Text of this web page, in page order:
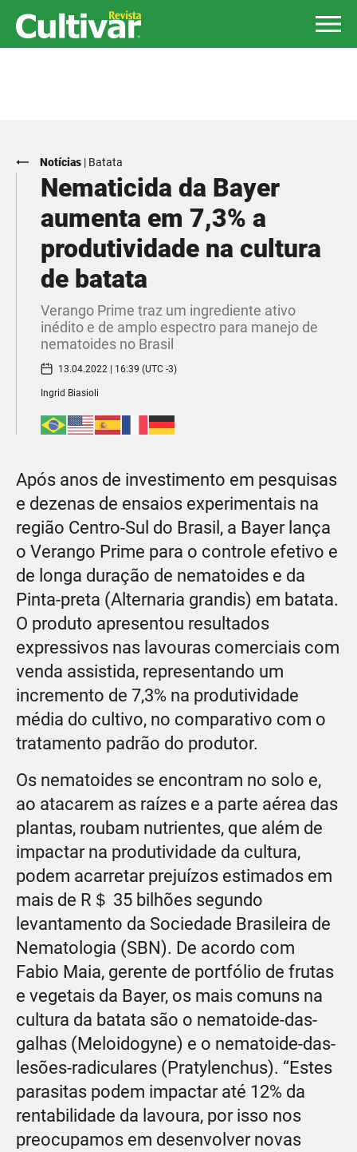
Notícias | Batata
Nematicida da Bayer
aumenta em 7,3% a
produtividade na cultura
de batata
Verango Prime traz um ingrediente ativo
inédito e de amplo espectro para manejo de
nematoides no Brasil
13.04.2022 | 16:39 (UTC -3)
Ingrid Biasioli
Após anos de investimento em pesquisas
e dezenas de ensaios experimentais na
região Centro-Sul do Brasil, a Bayer lança
o Verango Prime para o controle efetivo e
de longa duração de nematoides e da
Pinta-preta (Alternaria grandis) em batata.
O produto apresentou resultados
expressivos nas lavouras comerciais com
venda assistida, representando um
incremento de 7,3% na produtividade
média do cultivo, no comparativo com o
tratamento padrão do produtor.
Os nematoides se encontram no solo e,
ao atacarem as raízes e a parte aérea das
plantas, roubam nutrientes, que além de
impactar na produtividade da cultura,
podem acarretar prejuízos estimados em
mais de R＄ 35 bilhões segundo
levantamento da Sociedade Brasileira de
Nematologia (SBN). De acordo com
Fabio Maia, gerente de portfólio de frutas
e vegetais da Bayer, os mais comuns na
cultura da batata são o nematoide-das-
galhas (Meloidogyne) e o nematoide-das-
lesões-radiculares (Pratylenchus). “Estes
parasitas podem impactar até 12% da
rentabilidade da lavoura, por isso nos
preocupamos em desenvolver novas